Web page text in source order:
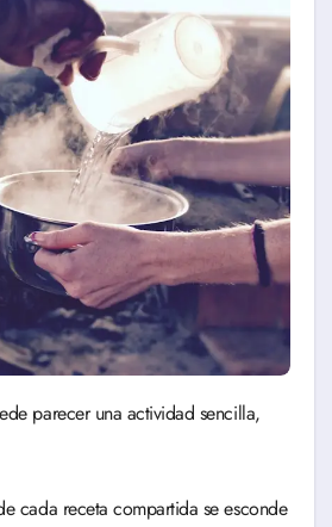
cada receta compartida se esconde